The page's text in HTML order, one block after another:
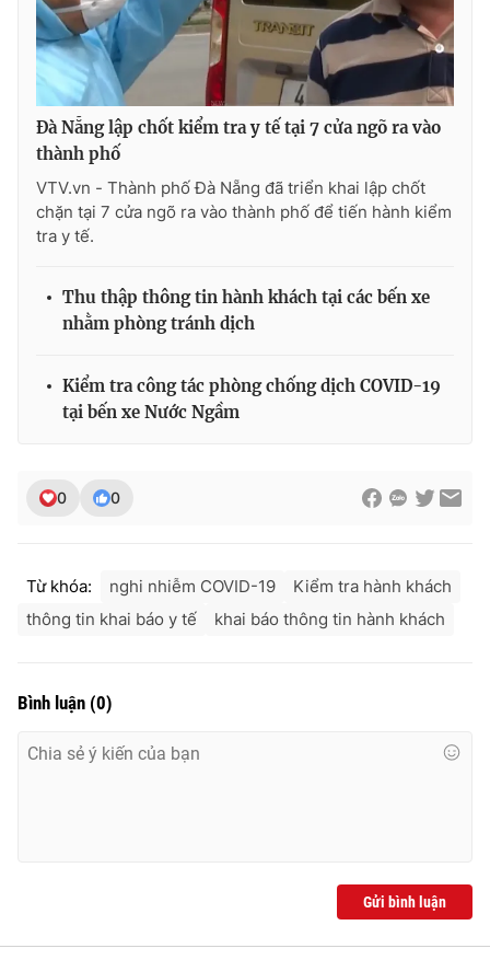
THỜI BÁO VTV
Theo dõi báo trên
Cơ quan báo chí: Thời báo VTV
Giấy phép hoạt động báo in và báo điện tử số 483/GP-BTTTT
Tổng Biên tập:Vũ Thanh Thủy
Phó Tổng Biên tập:Nguyễn Thị Mỹ Hạnh, Phạm Quốc Thắng,
Ðiện thoại Thời báo VTV:
thuận bằng văn bản. Ghi rõ nguồn VTV.vn khi phát hành lại
Đà Nẵng lập chốt kiểm tra y tế tại 7 cửa ngõ ra vào
thành phố
VTV.vn - Thành phố Đà Nẵng đã triển khai lập chốt
chặn tại 7 cửa ngõ ra vào thành phố để tiến hành kiểm
tra y tế.
Thu thập thông tin hành khách tại các bến xe
nhằm phòng tránh dịch
Kiểm tra công tác phòng chống dịch COVID-19
tại bến xe Nước Ngầm
0 0
Từ khóa: nghi nhiễm COVID-19
Kiểm tra hành khách
thông tin khai báo y tế
khai báo thông tin hành khách
Bình luận (0)
Gửi bình luận